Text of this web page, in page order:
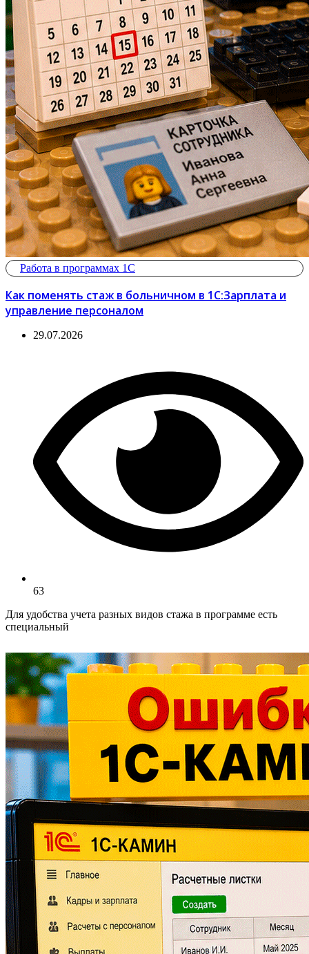
Работа в программах 1С
Как поменять стаж в больничном в 1С:Зарплата и
управление персоналом
29.07.2026
63
Для удобства учета разных видов стажа в программе есть
специальный